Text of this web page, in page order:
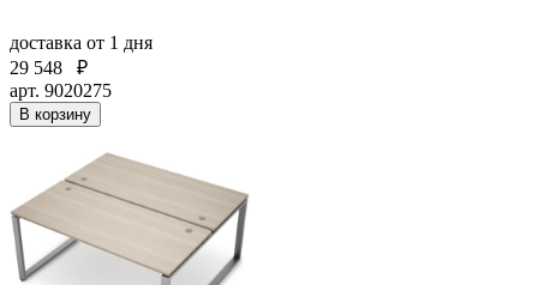
доставка от 1 дня
29 548
₽
арт. 9020275
В корзину